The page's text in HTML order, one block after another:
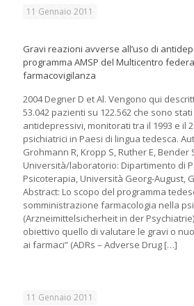
11 Gennaio 2011
Gravi reazioni avverse all’uso di
programma AMSP del Multicentro
farmacovigilanza
2004 Degner D et Al. Vengono qui
53.042 pazienti su 122.562 che sono
antidepressivi, monitorati tra il 1993 e il
psichiatrici in Paesi di lingua tedesca.
Grohmann R, Kropp S, Ruther E, Bender
Università/laboratorio: Dipartimento di
Psicoterapia, Università Georg-August,
Abstract: Lo scopo del programma
somministrazione farmacologia nella
(Arzneimittelsicherheit in der
obiettivo quello di valutare le gravi o
ai farmaci” (ADRs – Adverse Drug […]
11 Gennaio 2011